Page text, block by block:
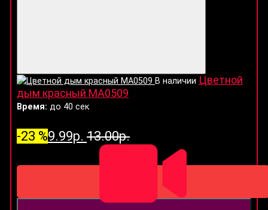
В наличии Цветной
дым красный MA0509
Время: до 40 сек
-23 %9.99р. 13.00р.